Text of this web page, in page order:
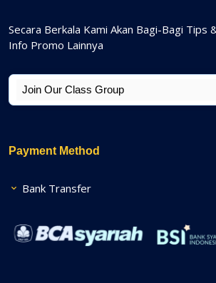
Secara Berkala Kami Akan Bagi-Bagi Tips
Info Promo Lainnya
Payment Method
Bank Transfer